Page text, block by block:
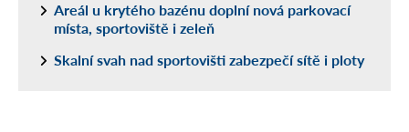
Areál u krytého bazénu doplní nová parkovací
místa, sportoviště i zeleň
Skalní svah nad sportovišti zabezpečí sítě i ploty